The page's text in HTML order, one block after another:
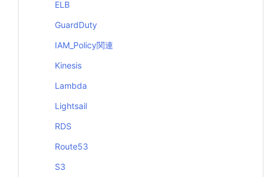
ELB
GuardDuty
IAM_Policy関連
Kinesis
Lambda
Lightsail
RDS
Route53
S3